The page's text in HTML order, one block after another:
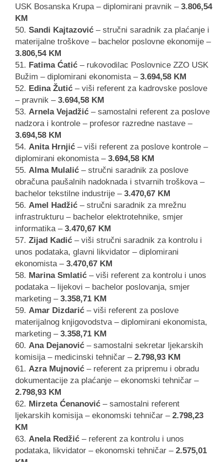
USK Bosanska Krupa – diplomirani pravnik – 3.806,54
KM
Sandi Kajtazović – stručni saradnik za plaćanje i
materijalne troškove – bachelor poslovne ekonomije –
3.806,54 KM
Fatima Ćatić – rukovodilac Poslovnice ZZO USK
Bužim – diplomirani ekonomista – 3.694,58 KM
Edina Žutić – viši referent za kadrovske poslove
– pravnik – 3.694,58 KM
Arnela Vejadžić – samostalni referent za poslove
nadzora i kontrole – profesor razredne nastave –
3.694,58 KM
Anita Hrnjić – viši referent za poslove kontrole –
diplomirani ekonomista – 3.694,58 KM
Alma Mulalić – stručni saradnik za poslove
obračuna paušalnih nadoknada i stvarnih troškova –
bachelor tekstilne industrije – 3.470,67 KM
Amel Hadžić – stručni saradnik za mrežnu
infrastrukturu – bachelor elektrotehnike, smjer
informatika – 3.470,67 KM
Zijad Kadić – viši stručni saradnik za kontrolu i
unos podataka, glavni likvidator – diplomirani
ekonomista – 3.470,67 KM
Marina Smlatić – viši referent za kontrolu i unos
podataka – lijekovi – bachelor poslovanja, smjer
marketing – 3.358,71 KM
Amar Dizdarić – viši referent za poslove
materijalnog knjigovodstva – diplomirani ekonomista,
marketing – 3.358,71 KM
Ana Dejanović – samostalni sekretar ljekarskih
komisija – medicinski tehničar – 2.798,93 KM
Azra Mujnović – referent za pripremu i obradu
dokumentacije za plaćanje – ekonomski tehničar –
2.798,93 KM
Mirzeta Ćenanović – samostalni referent
ljekarskih komisija – ekonomski tehničar – 2.798,23
KM
Anela Redžić – referent za kontrolu i unos
podataka, likvidator – ekonomski tehničar – 2.575,01